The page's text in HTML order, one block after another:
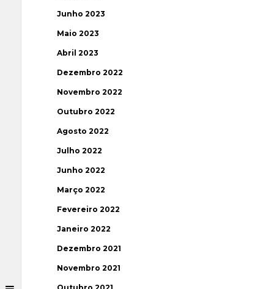
Junho 2023
Maio 2023
Abril 2023
Dezembro 2022
Novembro 2022
Outubro 2022
Agosto 2022
Julho 2022
Junho 2022
Março 2022
Fevereiro 2022
Janeiro 2022
Dezembro 2021
Novembro 2021